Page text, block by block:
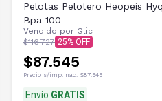
Pelotas Pelotero Heopeis
Bpa 100
Vendido por Glic
$116.727 25
$87.545
Precio s/imp. nac. $87.545
Envío GRATIS